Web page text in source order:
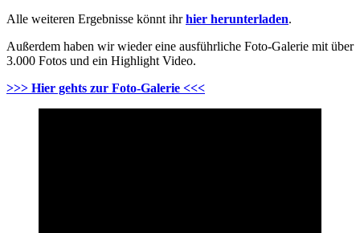
Alle weiteren Ergebnisse könnt ihrhier herunterladen.
Außerdem haben wir wieder eine ausführliche Foto-Galerie mit über
3.000 Fotos und ein Highlight Video.
>>> Hier gehts zur Foto-Galerie <<<